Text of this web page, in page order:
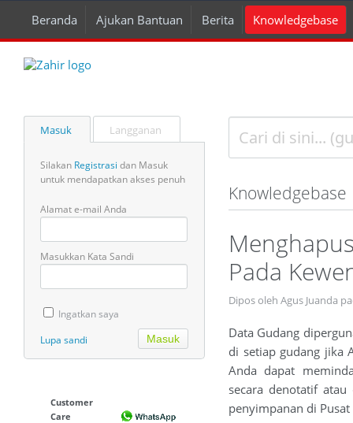
Beranda Ajukan Bantuan Berita Knowledgebase
Masuk Langganan
Silakan Registrasi dan Masuk
untuk mendapatkan akses penuh
Alamat e-mail Anda
Masukkan Kata Sandi
Ingatkan saya
Lupa sandi
Customer
Care
Knowledgebase
Pada
Dipos oleh Agus Juanda
Data Gudang
di setiap gudang jika
Anda dapat
secara denotatif
penyimpanan di Pusat